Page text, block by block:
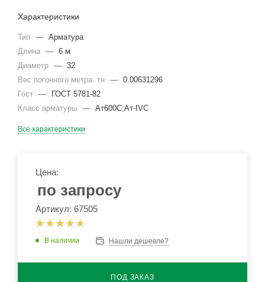
Характеристики
Тип — Арматура
Длина — 6 м
Диаметр — 32
Вес погонного метра. тн — 0.00631296
Гост —
ГОСТ 5781-82
Класс арматуры — Ат600С;Ат-IVС
Все характеристики
Цена:
по запросу
Артикул: 67505
В наличии Нашли дешевле?
ПОД ЗАКАЗ